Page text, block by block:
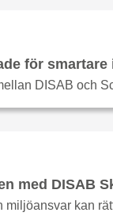
för
DISAB och
med DISAB
miljöansvar kan